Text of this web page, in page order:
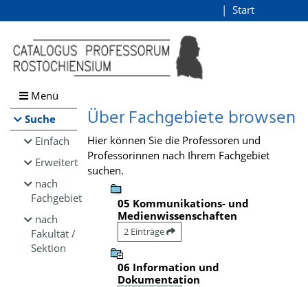
Browsen
direkt zum Inhalt
Start
Menü
Suche
Einfach
Erweitert
nach
Fachgebiet
nach
Fakultät /
Sektion
Über Fachgebiete browsen
Hier können Sie die Professoren und
Professorinnen nach Ihrem Fachgebiet
suchen.
05 Kommunikations- und
Medienwissenschaften
2 Einträge
06 Information und
Dokumentation